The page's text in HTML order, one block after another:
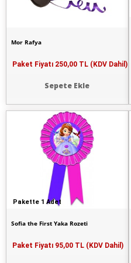
Mor Rafya
Paket Fiyatı 250,00 TL (KDV Dahil)
Sepete Ekle
Pakette 1 Adet
Sofia the First Yaka Rozeti
Paket Fiyatı 95,00 TL (KDV Dahil)